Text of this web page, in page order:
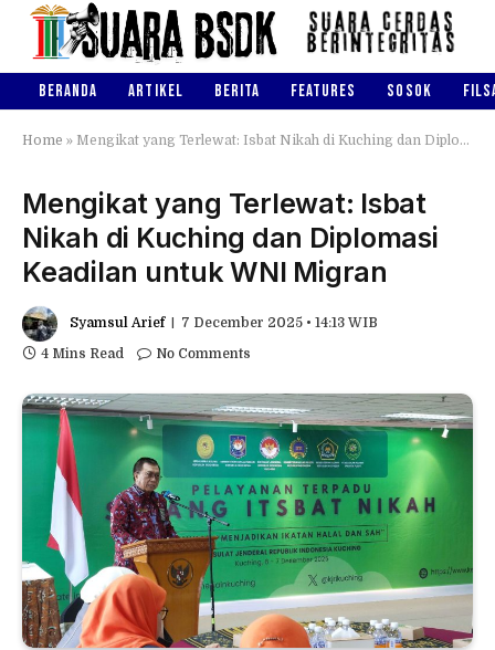
BERANDA ARTIKEL BERITA FEATURES SOSOK
Home » Mengikat yang Terlewat: Isbat Nikah di Kuching dan Diplomasi Keadilan untuk WNI Migran
Mengikat yang Terlewat: Isbat
Nikah di Kuching dan Diplomasi
Keadilan untuk WNI Migran
Syamsul Arief
7 December 2025 • 14:13 WIB
4 Mins Read
No Comments